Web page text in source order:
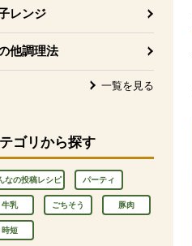
レンジ
他調理法
一覧を見る
ゴリから探す
なの投稿レシピ パーティ
牛乳 ごちそう 豚肉
時短